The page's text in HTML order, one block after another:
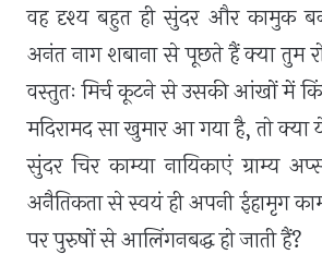
वह दृश्य बहुत ही सुंदर और कामुक
अनंत नाग शबाना से पूछते हैं क्या तुम
वस्तुतः मिर्च कूटने से उसकी आंखों में
मदिरामद सा खुमार आ गया है, तो
सुंदर चिर काम्या नायिकाएं ग्राम्य
अनैतिकता से स्वयं ही अपनी ईहामृग
पर पुरुषों से आलिंगनबद्ध हो जाती हैं?